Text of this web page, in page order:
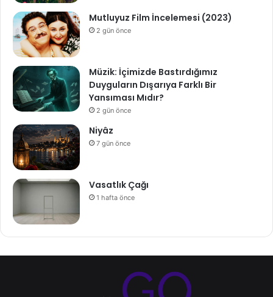
Mutluyuz Film İncelemesi (2023)
2 gün önce
Müzik: İçimizde Bastırdığımız
Duyguların Dışarıya Farklı Bir
Yansıması Mıdır?
2 gün önce
Niyâz
7 gün önce
Vasatlık Çağı
1 hafta önce